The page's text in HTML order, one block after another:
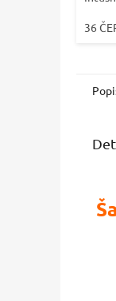
36